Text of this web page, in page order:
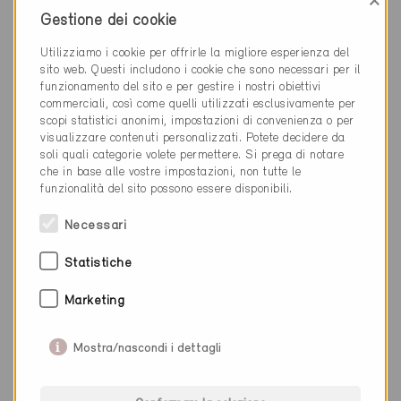
Nuova costruzione, Abitazioni PF /
GE-1428
Gestione dei cookie
Utilizziamo i cookie per offrirle la migliore esperienza del
sito web. Questi includono i cookie che sono necessari per il
funzionamento del sito e per gestire i nostri obiettivi
commerciali, così come quelli utilizzati esclusivamente per
scopi statistici anonimi, impostazioni di convenienza o per
visualizzare contenuti personalizzati. Potete decidere da
soli quali categorie volete permettere. Si prega di notare
che in base alle vostre impostazioni, non tutte le
funzionalità del sito possono essere disponibili.
Necessari
Statistiche
Marketing
Mostra/nascondi i dettagli